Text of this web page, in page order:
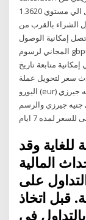
مستوي 1.3525 الذي يمثل دعم القناة الصاعدة ليصل الي مستوي 1.3620
الشراء بالقرب من
الصاعد عند مستوي 1.3550 لهدف 1 احصل إمكانية الوصول
المجاني لرسوم gbpusd البيانية والأسعار والاقتباسات الحية. سيتيح لك
متابعة تاريخ
سعر لتحويل عملة
اليورو (eur) مقابل عملة الجنيه جيرزي (jep) اليوم بتاريخ الاثنين 07 سبتمبر
منذ عام 2001 لليورو الى جنيه جيرزي والرسم
للغاية وقد
المالية
على
قبل اتخاذ